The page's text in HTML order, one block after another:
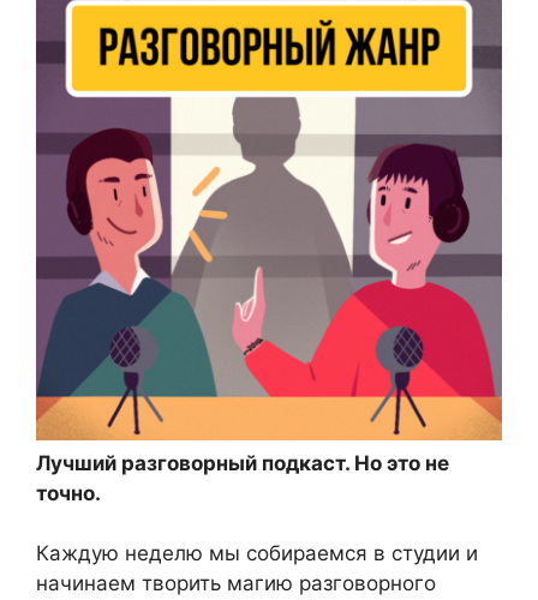
Лучший разговорный подкаст. Но это не
точно.
Каждую неделю мы собираемся в студии и
начинаем творить магию разговорного